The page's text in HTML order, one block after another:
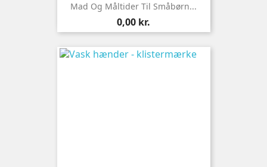
Mad Og Måltider Til Småbørn...
Pris
0,00 kr.